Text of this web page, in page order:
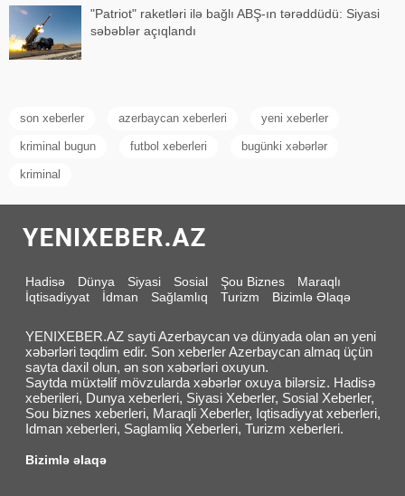
"Patriot" raketləri ilə bağlı ABŞ-ın tərəddüdü: Siyasi
səbəblər açıqlandı
son xeberler azerbaycan xeberleri yeni xeberler
kriminal bugun futbol xeberleri bugünki xəbərlər
kriminal
Hadisə Dünya Siyasi Sosial Şou Biznes
Maraqlı
İqtisadiyyat
İdman Sağlamlıq Turizm Bizimlə Əlaqə
YENIXEBER.AZ sayti Azerbaycan və dünyada olan ən yeni
xəbərləri təqdim edir. Son xeberler Azerbaycan almaq üçün
sayta daxil olun, ən son xəbərləri oxuyun.
Saytda müxtəlif mövzularda xəbərlər oxuya bilərsiz. Hadisə
xeberileri, Dunya xeberleri, Siyasi Xeberler, Sosial Xeberler,
Sou biznes xeberleri, Maraqli Xeberler, Iqtisadiyyat xeberleri,
Idman xeberleri, Saglamliq Xeberleri, Turizm xeberleri.
Bizimlə əlaqə